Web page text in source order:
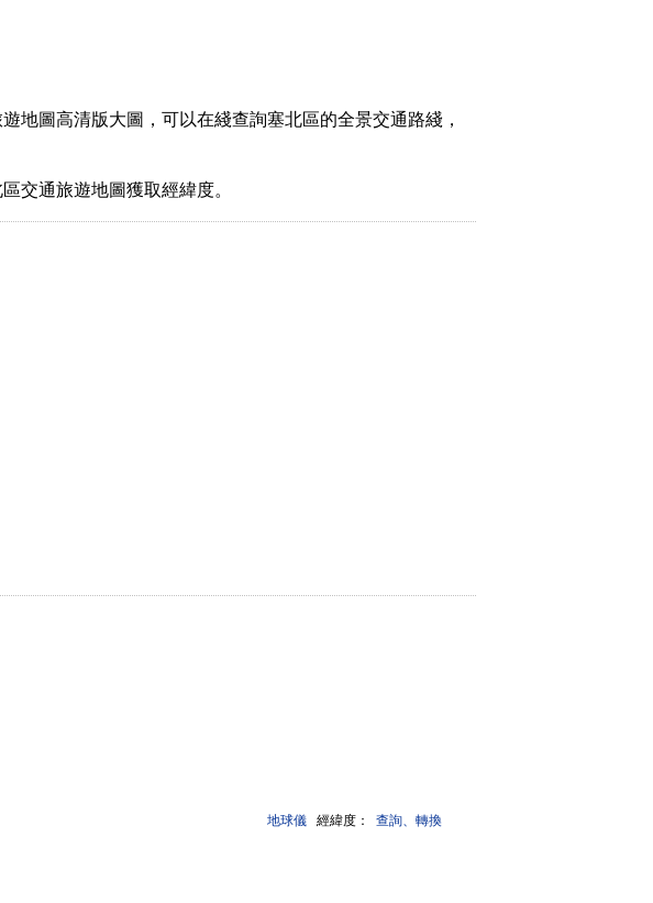
地球儀 經緯度： 查詢、轉換
地圖高清版大圖，可以在綫查詢塞北區的全景交通路綫，
交通旅遊地圖獲取經緯度。